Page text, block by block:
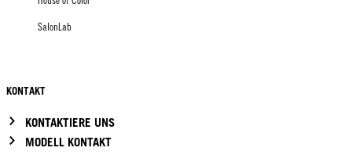
SalonLab
KONTAKT
KONTAKTIERE UNS
MODELL KONTAKT